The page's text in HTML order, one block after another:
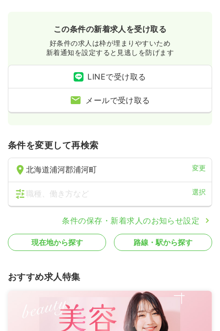
この条件の新着求人を受け取る
好条件の求人は枠が埋まりやすいため
新着通知を設定すると見逃しを防げます
LINEで受け取る
メールで受け取る
条件を変更して再検索
北海道浦河郡浦河町 変更
職種、働き方など 選択
条件の保存・新着求人のお知らせ設定
現在地から探す 路線・駅から探す
おすすめ求人特集